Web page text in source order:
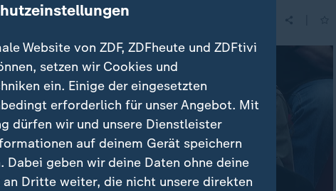
Website von ZDF, ZDFheute und ZDFtivi
setzen wir Cookies und
ein. Einige der eingesetzten
erforderlich für unser Angebot. Mit
dürfen wir und unsere Dienstleister
auf deinem Gerät speichern
Dabei geben wir deine Daten ohne deine
Dritte weiter, die nicht unsere direkten